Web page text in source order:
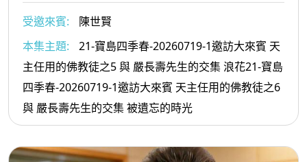
受邀來賓:
陳世賢
本集主題:
21-寶島四季春-20260719-1邀訪大來賓 天
主任用的佛教徒之5 與 嚴長壽先生的交集 浪花21-寶島
四季春-20260719-1邀訪大來賓 天主任用的佛教徒之6
與 嚴長壽先生的交集 被遺忘的時光